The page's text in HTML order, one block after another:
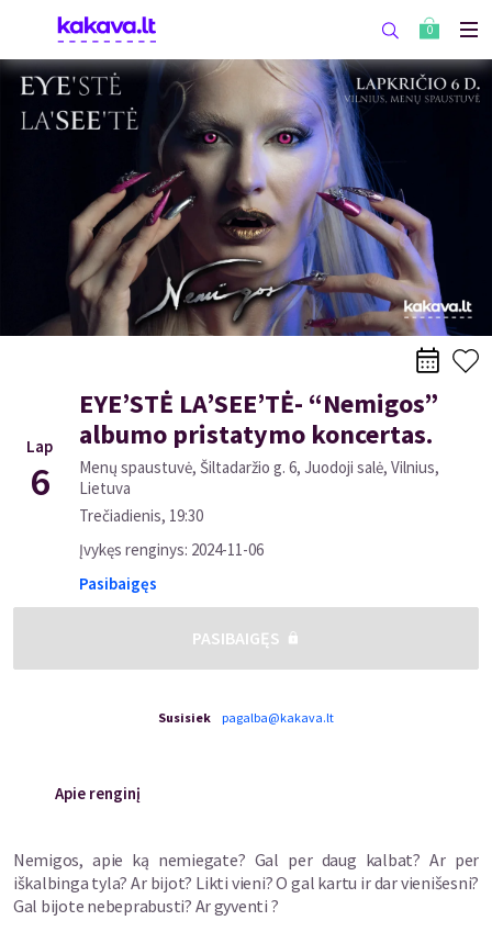
0
Lap
6
EYE’STĖ LA’SEE’TĖ- “Nemigos”
albumo pristatymo koncertas.
Menų spaustuvė, Šiltadaržio g. 6, Juodoji salė, Vilnius,
Lietuva
Trečiadienis, 19:30
Įvykęs renginys: 2024-11-06
Pasibaigęs
PASIBAIGĘS
Susisiek pagalba@kakava.lt
Apie renginį
Nemigos, apie ką nemiegate? Gal per daug kalbat? Ar per
iškalbinga tyla? Ar bijot? Likti vieni? O gal kartu ir dar vienišesni?
Gal bijote nebeprabusti? Ar gyventi ?